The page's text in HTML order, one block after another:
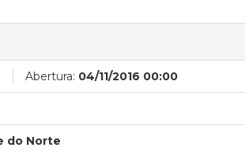
Abertura: 04/11/2016 00:00
do Norte